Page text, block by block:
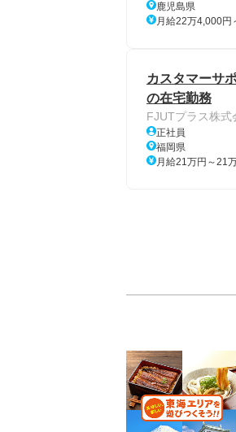
鹿児島県
月給22万4,000円
カスタマーサ
の在宅勤務
FJUTプラス株式
正社員
福岡県
月給21万円～21